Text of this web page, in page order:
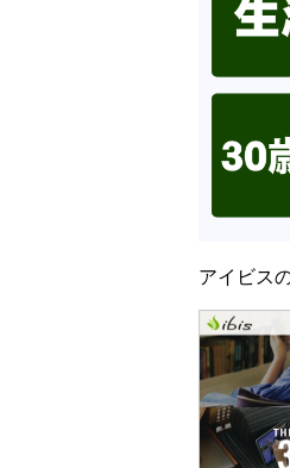
アイビス